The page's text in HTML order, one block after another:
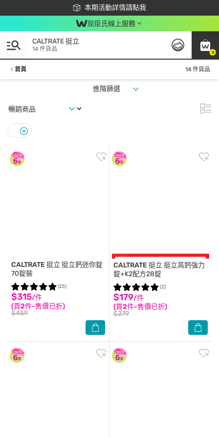
本期活動詳情請點我
下載app最高回饋$350
屈臣氏線上服務
0
CALTRATE 挺立
14 件貨品
首頁 14 件貨品
進階篩選
CALTRATE 挺立 挺立鈣迷你錠
70錠裝
$315/件
(買2件-售價已折)
$459
(25)
CALTRATE 挺立 挺立高鈣強力
錠+K2配方28錠
$179/件
(買2件-售價已折)
$279
(2)